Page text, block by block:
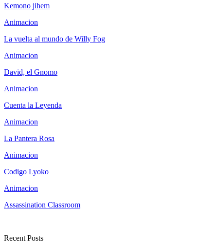
Kemono jihem
Animacion
La vuelta al mundo de Willy Fog
Animacion
David, el Gnomo
Animacion
Cuenta la Leyenda
Animacion
La Pantera Rosa
Animacion
Codigo Lyoko
Animacion
Assassination Classroom
Recent Posts